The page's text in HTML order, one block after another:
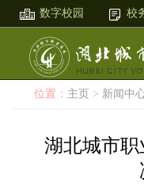
数字校园 校
位置： 主页 > 新闻中
湖北城市职